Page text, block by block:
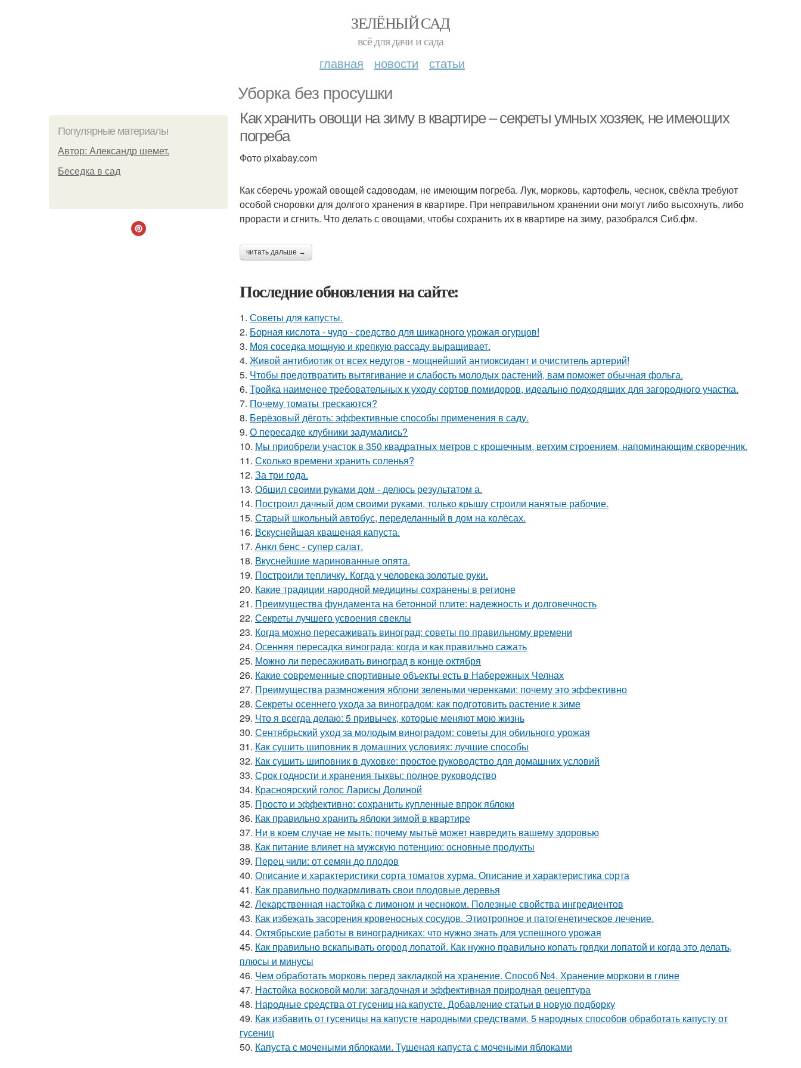
ЗЕЛЁНЫЙ САД
всё для дачи и сада
главная новости статьи
Уборка без просушки
Популярные материалы
Автор: Александр шемет.
Беседка в сад
Как хранить овощи на зиму в квартире – секреты умных хозяек, не имеющих
погреба
Фото pixabay.com
Как сберечь урожай овощей садоводам, не имеющим погреба. Лук, морковь, картофель, чеснок, свёкла требуют
особой сноровки для долгого хранения в квартире. При неправильном хранении они могут либо высохнуть, либо
прорасти и сгнить. Что делать с овощами, чтобы сохранить их в квартире на зиму, разобрался Сиб.фм.
читать дальше →
Последние обновления на сайте:
1. Советы для капусты.
2. Борная кислота - чудо - средство для шикарного урожая огурцов!
3. Моя соседка мощную и крепкую рассаду выращивает.
4. Живой антибиотик от всех недугов - мощнейший антиоксидант и очиститель артерий!
5. Чтобы предотвратить вытягивание и слабость молодых растений, вам поможет обычная фольга.
6. Тройка наименее требовательных к уходу сортов помидоров, идеально подходящих для загородного участка.
7. Почему томаты трескаются?
8. Берёзовый дёготь: эффективные способы применения в саду.
9. О пересадке клубники задумались?
10. Мы приобрели участок в 350 квадратных метров с крошечным, ветхим строением, напоминающим скворечник.
11. Сколько времени хранить соленья?
12. За три года.
13. Обшил своими руками дом - делюсь результатом а.
14. Построил дачный дом своими руками, только крышу строили нанятые рабочие.
15. Старый школьный автобус, переделанный в дом на колёсах.
16. Вскуснейшая квашеная капуста.
17. Анкл бенс - супер салат.
18. Вкуснейшие маринованные опята.
19. Построили тепличку. Когда у человека золотые руки.
20. Какие традиции народной медицины сохранены в регионе
21. Преимущества фундамента на бетонной плите: надежность и долговечность
22. Секреты лучшего усвоения свеклы
23. Когда можно пересаживать виноград: советы по правильному времени
24. Осенняя пересадка винограда: когда и как правильно сажать
25. Можно ли пересаживать виноград в конце октября
26. Какие современные спортивные объекты есть в Набережных Челнах
27. Преимущества размножения яблони зелеными черенками: почему это эффективно
28. Секреты осеннего ухода за виноградом: как подготовить растение к зиме
29. Что я всегда делаю: 5 привычек, которые меняют мою жизнь
30. Сентябрьский уход за молодым виноградом: советы для обильного урожая
31. Как сушить шиповник в домашних условиях: лучшие способы
32. Как сушить шиповник в духовке: простое руководство для домашних условий
33. Срок годности и хранения тыквы: полное руководство
34. Красноярский голос Ларисы Долиной
35. Просто и эффективно: сохранить купленные впрок яблоки
36. Как правильно хранить яблоки зимой в квартире
37. Ни в коем случае не мыть: почему мытьё может навредить вашему здоровью
38. Как питание влияет на мужскую потенцию: основные продукты
39. Перец чили: от семян до плодов
40. Описание и характеристики сорта томатов хурма. Описание и характеристика сорта
41. Как правильно подкармливать свои плодовые деревья
42. Лекарственная настойка с лимоном и чесноком. Полезные свойства ингредиентов
43. Как избежать засорения кровеносных сосудов. Этиотропное и патогенетическое лечение.
44. Октябрьские работы в виноградниках: что нужно знать для успешного урожая
45. Как правильно вскапывать огород лопатой. Как нужно правильно копать грядки лопатой и когда это делать,
плюсы и минусы
46. Чем обработать морковь перед закладкой на хранение. Способ №4. Хранение моркови в глине
47. Настойка восковой моли: загадочная и эффективная природная рецептура
48. Народные средства от гусениц на капусте. Добавление статьи в новую подборку
49. Как избавить от гусеницы на капусте народными средствами. 5 народных способов обработать капусту от
гусениц
50. Капуста с мочеными яблоками. Тушеная капуста с мочеными яблоками